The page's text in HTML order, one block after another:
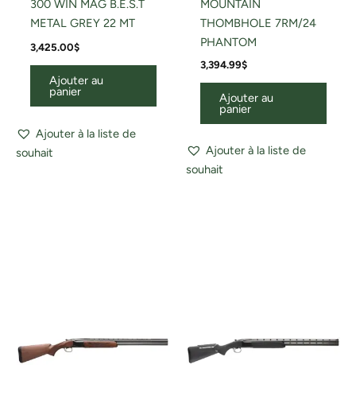
300 WIN MAG B.E.S.T
METAL GREY 22 MT
3,425.00$
Ajouter au
panier
Ajouter à la liste de
souhait
MOUNTAIN
THOMBHOLE 7RM/24
PHANTOM
3,394.99$
Ajouter au
panier
Ajouter à la liste de
souhait